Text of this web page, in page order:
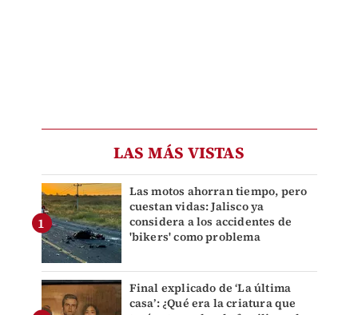
LAS MÁS VISTAS
Las motos ahorran tiempo, pero
cuestan vidas: Jalisco ya
considera a los accidentes de
'bikers' como problema
Final explicado de ‘La última
casa’: ¿Qué era la criatura que